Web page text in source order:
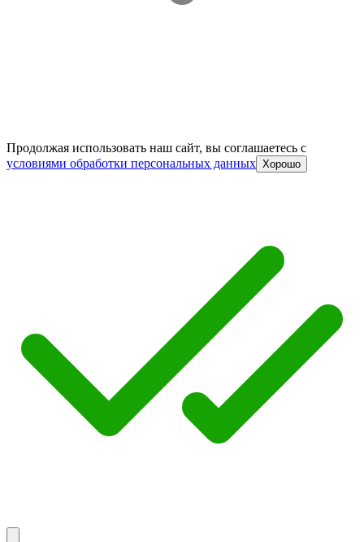
Продолжая использовать наш сайт, вы соглашаетесь c
условиями обработки персональных данных Хорошо